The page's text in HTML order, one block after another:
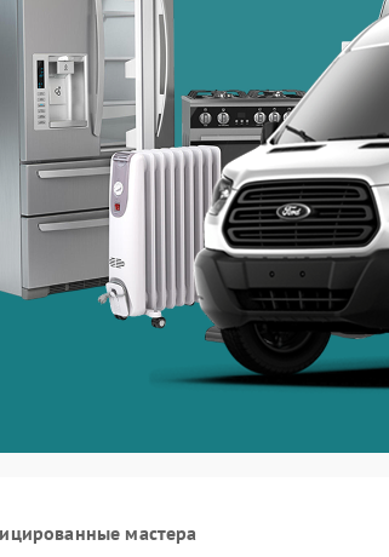
мастера